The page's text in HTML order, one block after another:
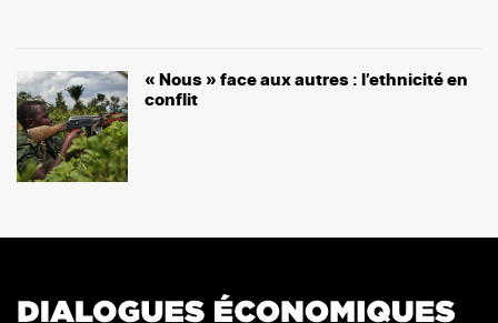
« Nous » face aux autres : l’ethnicité en
conflit